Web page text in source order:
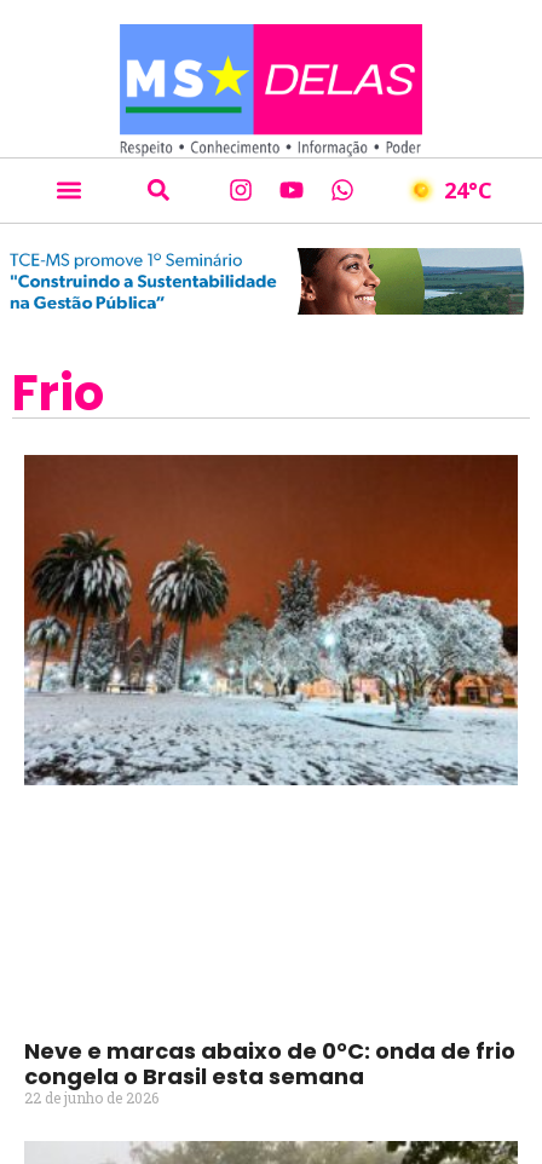
24°C
Frio
Neve e marcas abaixo de 0°C: onda de frio
congela o Brasil esta semana
22 de junho de 2026